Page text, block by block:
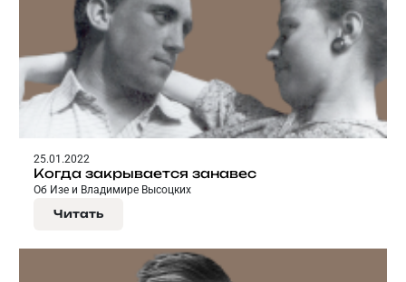
25.01.2022
Когда закрывается занавес
Об Изе и Владимире Высоцких
Читать